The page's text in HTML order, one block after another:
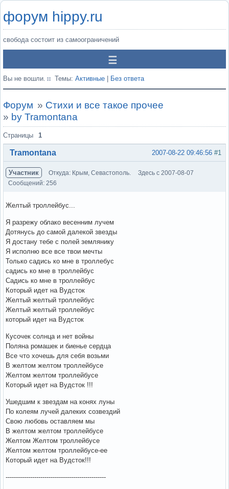
форум hippy.ru
свобода состоит из самоограничений
Вы не вошли. Темы: Активные Без ответа
Форум » Стихи и все такое прочее
» by Tramontana
Страницы 1
#1
2007-08-22 09:46:56
Tramontana
Участник Откуда: Крым, Севастополь.
Здесь с 2007-08-07
Сообщений: 256
Желтый троллейбус...
Я разрежу облако весенним лучем
Дотянусь до самой далекой звезды
Я достану тебе с полей землянику
Я исполню все все твои мечты
Только садись ко мне в троллебус
садись ко мне в троллейбус
Садись ко мне в троллейбус
Который идет на Вудсток
Желтый желтый троллейбус
Желтый желтый троллейбус
который идет на Вудсток
Кусочек солнца и нет войны
Поляна ромашек и биенье сердца
Все что хочешь для себя возьми
В желтом желтом троллейбусе
Желтом желтом троллейбусе
Который идет на Вудсток !!!
Ушедшим к звездам на конях луны
По колеям лучей далеких созвездий
Свою любовь оставляем мы
В желтом желтом троллейбусе
Желтом Желтом троллейбусе
Желтом желтом троллейбусе-ее
Который идет на Вудсток!!!
-------------------------------------------------